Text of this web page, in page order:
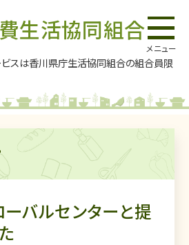
生活協同組合
ビスは香川県庁生活協同組合の組合員限
ーバルセンターと提